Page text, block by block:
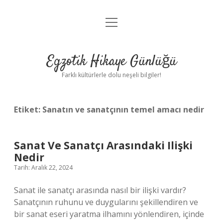
Anasayfa
Yasal Uyarı
menüyü
Egzotik Hikaye Günlüğü
Farklı kültürlerle dolu neşeli bilgiler!
Etiket: Sanatın ve sanatçının temel amacı nedir
Sanat Ve Sanatçı Arasındaki Ilişki
Nedir
Tarih: Aralık 22, 2024
Sanat ile sanatçı arasında nasıl bir ilişki vardır?
Sanatçının ruhunu ve duygularını şekillendiren ve
bir sanat eseri yaratma ilhamını yönlendiren, içinde